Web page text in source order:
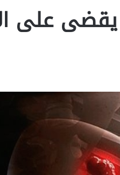
على